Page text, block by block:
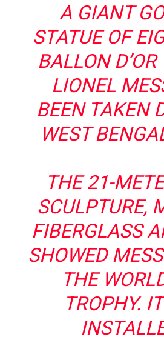
A GIANT
STATUE OF
BALLON
LIONEL
BEEN TAKEN
WEST
THE 21-
SCULPTURE,
FIBERGLASS
SHOWED
THE
TROPHY.